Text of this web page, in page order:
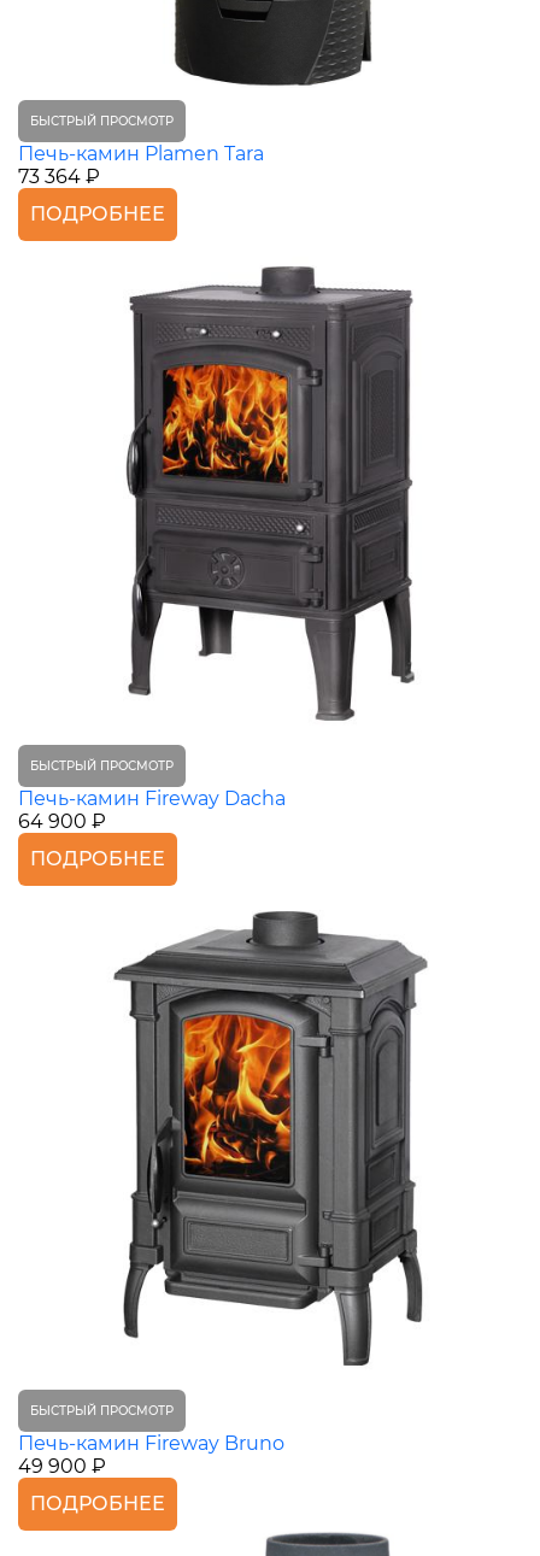
БЫСТРЫЙ ПРОСМОТР
Печь-камин Plamen Tara
73 364 ₽
ПОДРОБНЕЕ
БЫСТРЫЙ ПРОСМОТР
Печь-камин Fireway Dacha
64 900 ₽
ПОДРОБНЕЕ
БЫСТРЫЙ ПРОСМОТР
Печь-камин Fireway Bruno
49 900 ₽
ПОДРОБНЕЕ